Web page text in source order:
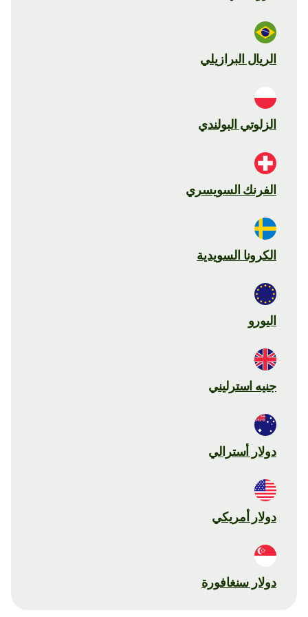
الريال البرازيلي
الزلوتي البولندي
الفرنك السويسري
الكرونا السويدية
اليورو
جنيه استرليني
دولار أسترالي
دولار أمريكي
دولار سنغافورة